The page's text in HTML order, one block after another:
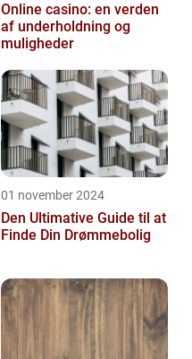
Online casino: en verden
af underholdning og
muligheder
01 november 2024
Den Ultimative Guide til at
Finde Din Drømmebolig